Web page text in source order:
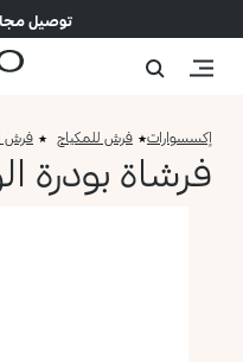
توصيل
إكسسوارات فرش للمكياج فرش
فرشاة بودرة